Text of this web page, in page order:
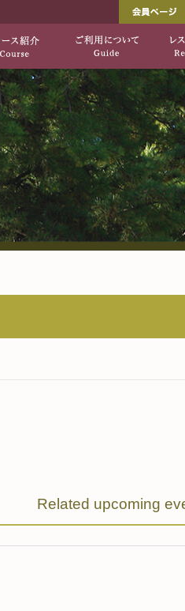
質のコース「垂水ゴ
倶楽部[公式サ
倶楽部概要 コース紹介
Related upcoming